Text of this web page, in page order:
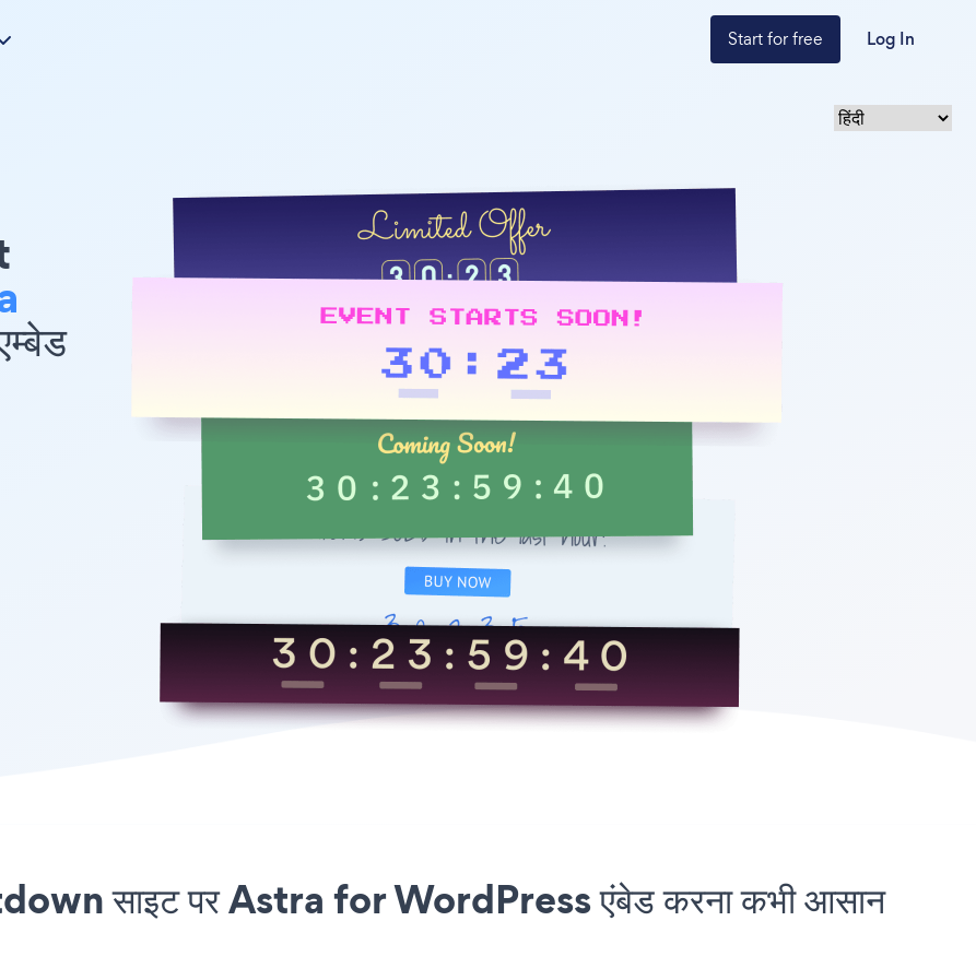
Start for free Log In
साइट पर Astra for WordPress एंबेड करना कभी आसान